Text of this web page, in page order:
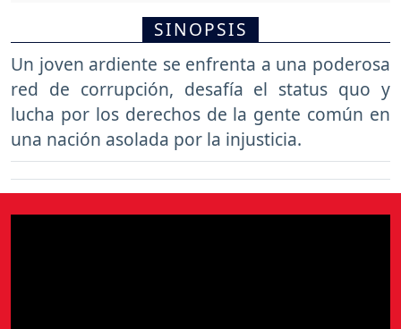
SINOPSIS
Un joven ardiente se enfrenta a una poderosa
red de corrupción, desafía el status quo y
lucha por los derechos de la gente común en
una nación asolada por la injusticia.